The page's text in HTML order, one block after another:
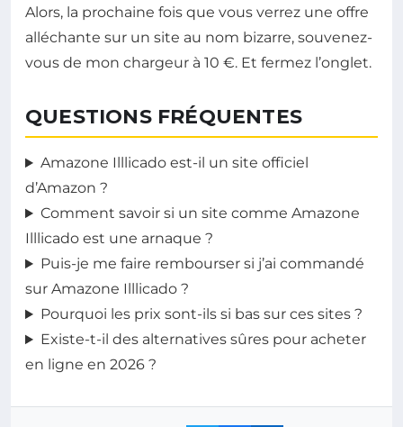
Alors, la prochaine fois que vous verrez une offre
alléchante sur un site au nom bizarre, souvenez-
vous de mon chargeur à 10 €. Et fermez l’onglet.
QUESTIONS FRÉQUENTES
Amazone Illlicado est-il un site officiel
d’Amazon ?
Comment savoir si un site comme Amazone
Illlicado est une arnaque ?
Puis-je me faire rembourser si j’ai commandé
sur Amazone Illlicado ?
Pourquoi les prix sont-ils si bas sur ces sites ?
Existe-t-il des alternatives sûres pour acheter
en ligne en 2026 ?